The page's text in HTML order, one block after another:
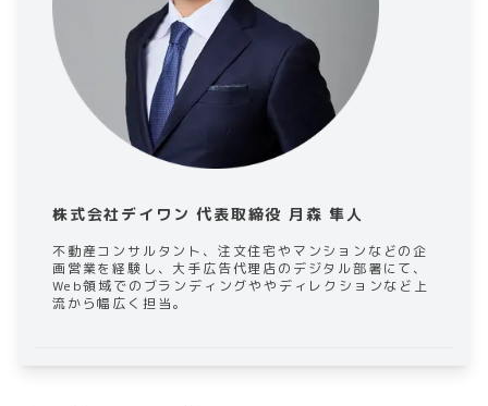
株式会社デイワン 代表取締役 月森 隼人
不動産コンサルタント、注文住宅やマンションなどの企
画営業を経験し、大手広告代理店のデジタル部署にて、
Web領域でのブランディングややディレクションなど上
流から幅広く担当。